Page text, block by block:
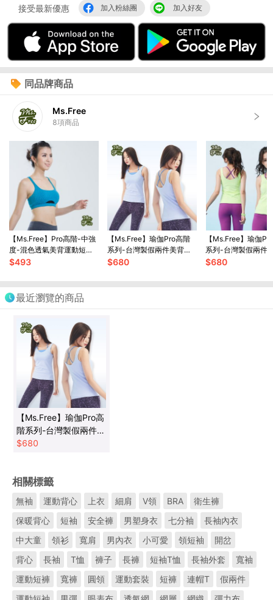
接受最新優惠 加入粉絲團 加入好友
同品牌商品
Ms.Free
8項商品
【Ms.Free】Pro高階-中強
度-混色透氣美背運動短
BraTop(瑜珈/健身/跳舞)孔
$493
【Ms.Free】瑜伽Pro高階
系列-台灣製假兩件美背交
叉瑜伽背心(2色任選)
$680
【Ms.Free】瑜伽
系列-台灣製假兩件
叉瑜伽背心(螢光)
$680
最近瀏覽的商品
【Ms.Free】瑜伽Pro高
階系列-台灣製假兩件美
背交叉瑜伽背心(2色任
$680
相關標籤
無袖 運動背心 上衣 細肩 V領 BRA
衛生褲
保暖背心
短袖 安全褲 男塑身衣 七分袖
長袖內衣
中大童
領衫 寬肩 男內衣 小可愛 領短袖
開岔
背心
長袖 T恤 褲子 長褲 短袖T恤 長袖外套
寬袖
運動短褲
寬褲 圓領 運動套裝 短褲 連帽T
假兩件